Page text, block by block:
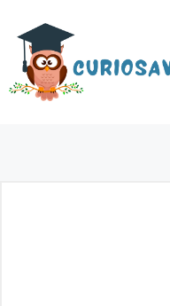
contenido